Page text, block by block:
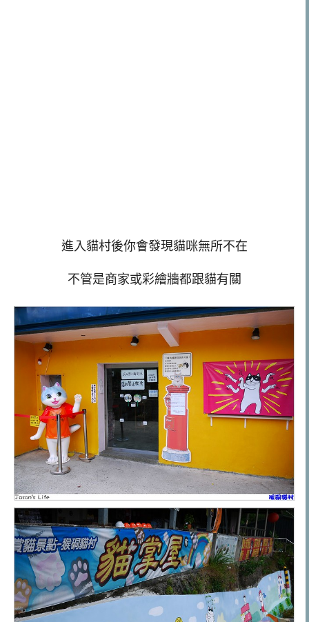
進入貓村後你會發現貓咪無所不在
不管是商家或彩繪牆都跟貓有關